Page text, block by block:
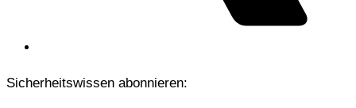
Sicherheitswissen abonnieren: